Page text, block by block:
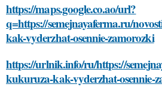
https://maps.google.co.ao/url?
q=https://semejnayaferma.ru/
kak-vyderzhat-osennie-zamorozki
https://urlnik.info/ru/https://
kukuruza-kak-vyderzhat-osennie-